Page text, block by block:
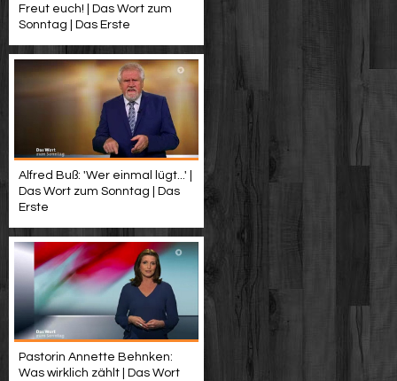
Freut euch! | Das Wort zum
Sonntag | Das Erste
Alfred Buß: 'Wer einmal lügt...' |
Das Wort zum Sonntag | Das
Erste
Pastorin Annette Behnken:
Was wirklich zählt | Das Wort